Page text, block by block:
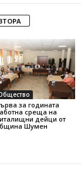
за годината
среща на
дейци от
Шумен